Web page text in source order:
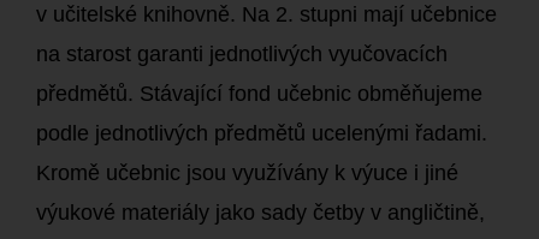
v učitelské knihovně. Na 2. stupni mají učebnice
na starost garanti jednotlivých vyučovacích
předmětů. Stávající fond učebnic obměňujeme
podle jednotlivých předmětů ucelenými řadami.
Kromě učebnic jsou využívány k výuce i jiné
výukové materiály jako sady četby v angličtině,